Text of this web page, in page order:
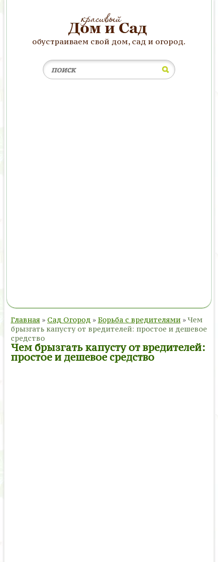
обустраиваем свой дом, сад и огород.
Главная » Сад Огород » Борьба с вредителями »Чем
брызгать капусту от вредителей: простое и дешевое
средство
Чем брызгать капусту от вредителей:
простое и дешевое средство